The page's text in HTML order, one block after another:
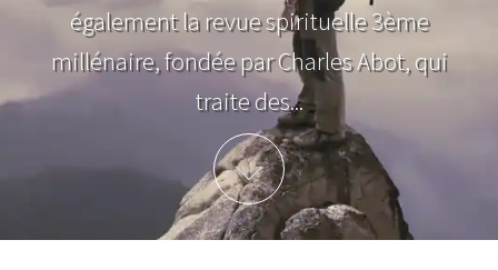
également la revue spirituelle 3ème
millénaire, fondée par Charles Abot, qui
traite des...
Plus d'info